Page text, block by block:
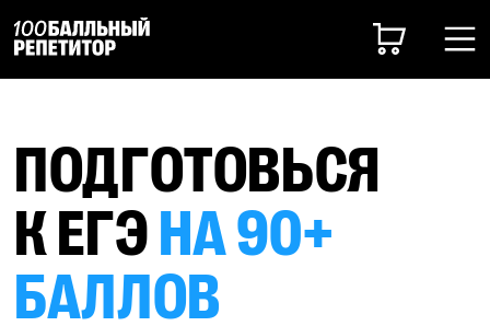
ПОДГОТОВЬСЯ
К ЕГЭНА 90+
БАЛЛОВ